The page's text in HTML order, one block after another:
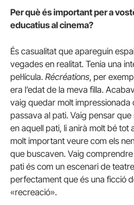
Per què és important per a
educatius al cinema?
És casualitat que apareguin
vegades en realitat. Tenia una
pel·lícula. Récréations, per
era l’edat de la meva filla.
vaig quedar molt impressionada
passava al pati. Vaig pensar
en aquell pati, li anirà molt bé tot
molt important veure com els
que buscaven. Vaig
pati és com un escenari de
perfectament que és una ficció
«recreació».